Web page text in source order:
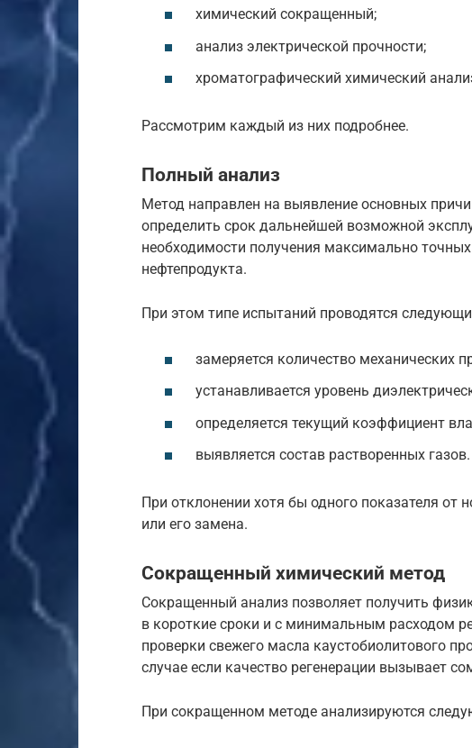
химический сокращенный;
анализ электрической прочности;
хроматографический химический
Рассмотрим каждый из них подробнее.
Полный анализ
Метод направлен на выявление основных
определить срок дальнейшей возможной
необходимости получения максимально
нефтепродукта.
При этом типе испытаний проводятся
замеряется количество механических
устанавливается уровень
определяется текущий коэффициент
выявляется состав растворенных газов.
При отклонении хотя бы одного показателя от
или его замена.
Сокращенный химический метод
Сокращенный анализ позволяет получить
в короткие сроки и с минимальным расходом
проверки свежего масла каустобиолитового
случае если качество регенерации вызывает
При сокращенном методе анализируются